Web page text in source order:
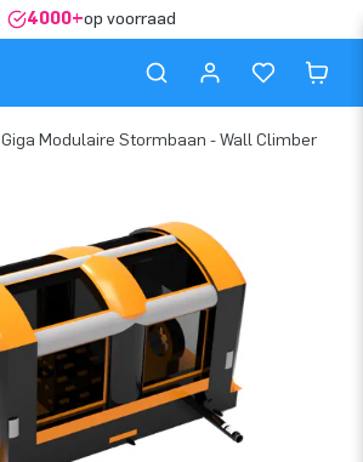
4000+op voorraad
Giga Modulaire Stormbaan - Wall Climber